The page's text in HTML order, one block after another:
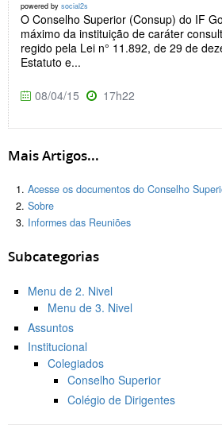
powered by social2s
O Conselho Superior (Consup) do IF
máximo da instituição de caráter
regido pela Lei n° 11.892, de 29 de
Estatuto e...
08/04/15 17h22
Mais Artigos...
Acesse os documentos do Conselho
Sobre
Informes das Reuniões
Subcategorias
Menu de 2. Nivel
Menu de 3. Nivel
Assuntos
Institucional
Colegiados
Conselho Superior
Colégio de Dirigentes